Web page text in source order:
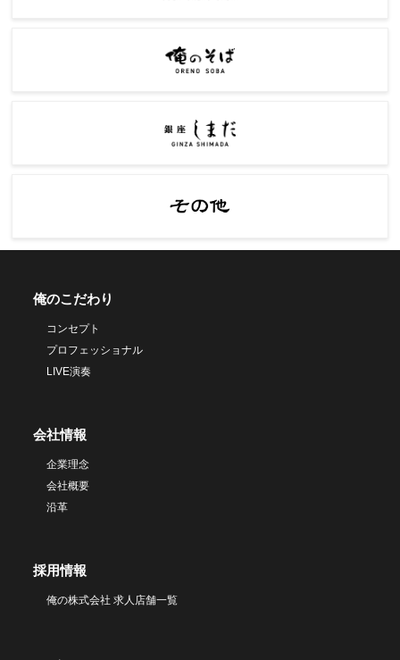
俺のこだわり
コンセプト
プロフェッショナル
LIVE演奏
会社情報
企業理念
会社概要
沿革
採用情報
俺の株式会社 求人店舗一覧